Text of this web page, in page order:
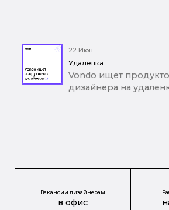
22 Июн
Удаленка
Vondo ищет
дизайнера на
Вакансии дизайнерам
в офис